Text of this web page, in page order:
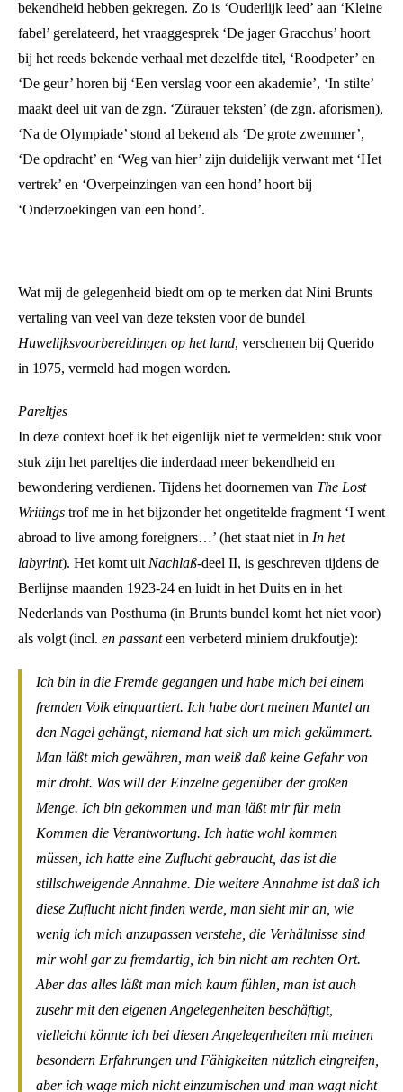
bekendheid hebben gekregen. Zo is ‘Ouderlijk leed’ aan ‘Kleine
fabel’ gerelateerd, het vraaggesprek ‘De jager Gracchus’ hoort
bij het reeds bekende verhaal met dezelfde titel, ‘Roodpeter’ en
‘De geur’ horen bij ‘Een verslag voor een akademie’, ‘In stilte’
maakt deel uit van de zgn. ‘Zürauer teksten’ (de zgn. aforismen),
‘Na de Olympiade’ stond al bekend als ‘De grote zwemmer’,
‘De opdracht’ en ‘Weg van hier’ zijn duidelijk verwant met ‘Het
vertrek’ en ‘Overpeinzingen van een hond’ hoort bij
‘Onderzoekingen van een hond’.
Wat mij de gelegenheid biedt om op te merken dat Nini Brunts
vertaling van veel van deze teksten voor de bundel
Huwelijksvoorbereidingen op het land, verschenen bij Querido
in 1975, vermeld had mogen worden.
Pareltjes
In deze context hoef ik het eigenlijk niet te vermelden: stuk voor
stuk zijn het pareltjes die inderdaad meer bekendheid en
bewondering verdienen. Tijdens het doornemen van The Lost
Writings trof me in het bijzonder het ongetitelde fragment ‘I went
abroad to live among foreigners…’ (het staat niet in In het
labyrint). Het komt uit Nachlaß-deel II, is geschreven tijdens de
Berlijnse maanden 1923-24 en luidt in het Duits en in het
Nederlands van Posthuma (in Brunts bundel komt het niet voor)
als volgt (incl. en passanteen verbeterd miniem drukfoutje):
Ich bin in die Fremde gegangen und habe mich bei einem
fremden Volk einquartiert. Ich habe dort meinen Mantel an
den Nagel gehängt, niemand hat sich um mich gekümmert.
Man läßt mich gewähren, man weiß daß keine Gefahr von
mir droht. Was will der Einzelne gegenüber der großen
Menge. Ich bin gekommen und man läßt mir für mein
Kommen die Verantwortung. Ich hatte wohl kommen
müssen, ich hatte eine Zuflucht gebraucht, das ist die
stillschweigende Annahme. Die weitere Annahme ist daß ich
diese Zuflucht nicht finden werde, man sieht mir an, wie
wenig ich mich anzupassen verstehe, die Verhältnisse sind
mir wohl gar zu fremdartig, ich bin nicht am rechten Ort.
Aber das alles läßt man mich kaum fühlen, man ist auch
zusehr mit den eigenen Angelegenheiten beschäftigt,
vielleicht könnte ich bei diesen Angelegenheiten mit meinen
besondern Erfahrungen und Fähigkeiten nützlich eingreifen,
aber ich wage mich nicht einzumischen und man wagt nicht